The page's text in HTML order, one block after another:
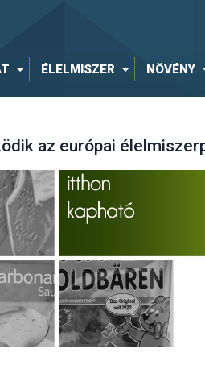
ÉLELMISZER NÖVÉNY
az európai